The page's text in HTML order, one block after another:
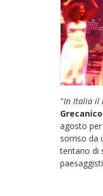
"In Italia il
agosto per
sorriso da
tentano di